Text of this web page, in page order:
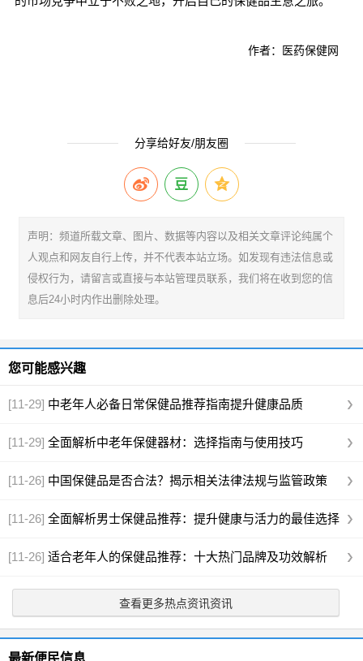
作者：医药保健网
分享给好友/朋友圈
声明：频道所载文章、图片、数据等内容以及相关文章评论纯属个
人观点和网友自行上传，并不代表本站立场。如发现有违法信息或
侵权行为，请留言或直接与本站管理员联系，我们将在收到您的信
息后24小时内作出删除处理。
您可能感兴趣
[11-29] 中老年人必备日常保健品推荐指南提升健康品质
[11-29] 全面解析中老年保健器材：选择指南与使用技巧
[11-26] 中国保健品是否合法？揭示相关法律法规与监管政策
[11-26] 全面解析男士保健品推荐：提升健康与活力的最佳选择
[11-26] 适合老年人的保健品推荐：十大热门品牌及功效解析
查看更多热点资讯资讯
最新便民信息